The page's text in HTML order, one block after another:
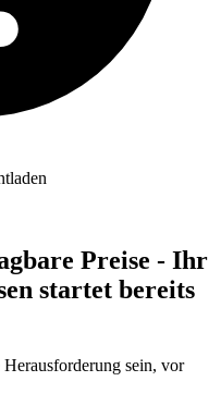
Preise - Ihr
startet bereits
sein, vor